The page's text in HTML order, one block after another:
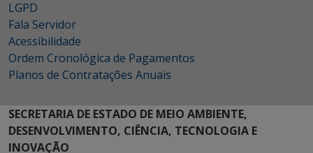
LGPD
Fala Servidor
Acessibilidade
Ordem Cronológica de Pagamentos
Planos de Contratações Anuais
SECRETARIA DE ESTADO DE MEIO AMBIENTE,
DESENVOLVIMENTO, CIÊNCIA, TECNOLOGIA E
INOVAÇÃO